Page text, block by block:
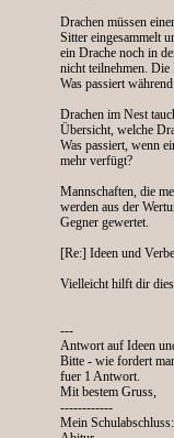
Drachen müssen
Sitter eingesammelt
ein Drache noch in
nicht teilnehmen.
Was passiert
Drachen im Nest
Übersicht, welche
Was passiert, wenn
mehr verfügt?
Mannschaften, die
werden aus der
Gegner gewertet.
[Re:] Ideen und
Vielleicht hilft dir
---
Antwort auf Ideen
Bitte - wie fordert
fuer 1 Antwort.
Mit bestem Gruss,
------------
Mein Schulabschluss: